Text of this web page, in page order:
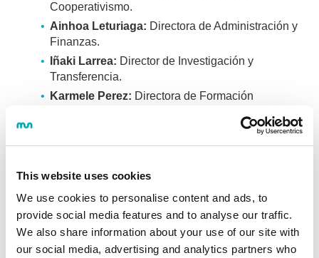
This website uses cookies
We use cookies to personalise content and ads, to
provide social media features and to analyse our traffic.
We also share information about your use of our site with
our social media, advertising and analytics partners who
Cooperativismo.
Ainhoa Leturiaga: Directora de Administración y
Finanzas.
Iñaki Larrea: Director de Investigación y
Transferencia.
Karmele Perez: Directora de Formación
Representante de Bilbao AS
Fabrik.
FACULTAD DE HUMANIDADES Y CIENCIAS
DE LA EDUCACIÓN